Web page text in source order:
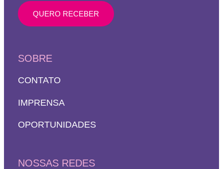
QUERO RECEBER
SOBRE
CONTATO
IMPRENSA
OPORTUNIDADES
NOSSAS REDES